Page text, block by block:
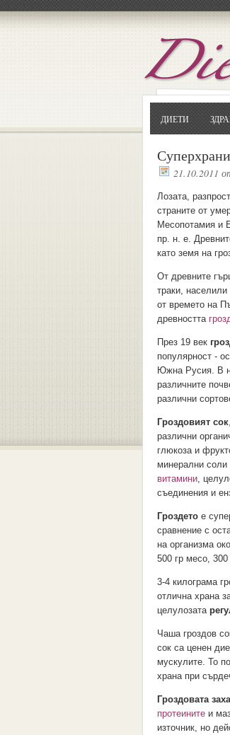
ДИЕТИ
21.10.2011
Лозата,
страните от
Месопотамия и
пр. н. е.
като земя на
От древните
траки,
от времето на
древността
През 19 век
популярност -
Южна Русия. В
различните
различни
Гроздовият сок
различни
глюкоза и
минерални соли
витамини,
съединения и
Гроздето е
сравнение с
на организма
500 гр месо, 300
3-4 килограма
отлична храна
целулозата
Чаша гроздов
сок са ценен
мускулите. То
храна при
Гроздовата
протеините и
източник, но